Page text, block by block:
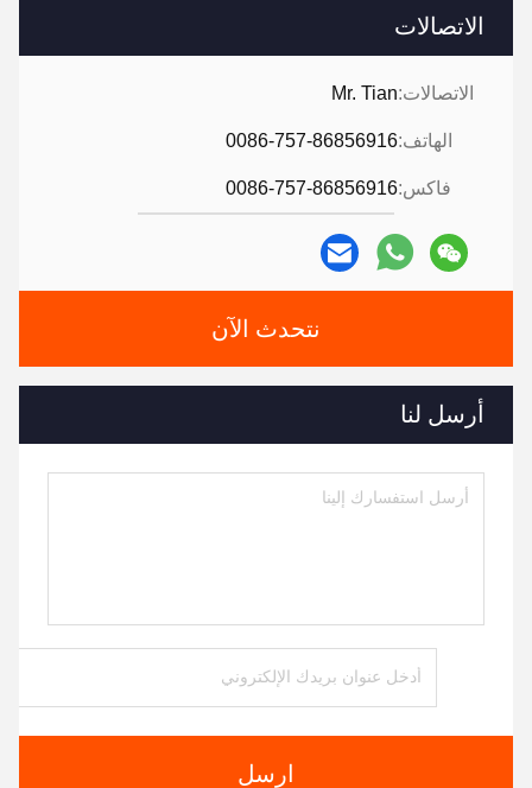
الاتصالات
الاتصالات:Mr. Tian
الهاتف:0086-757-86856916
فاكس:0086-757-86856916
نتحدث الآن
أرسل لنا
ارسل